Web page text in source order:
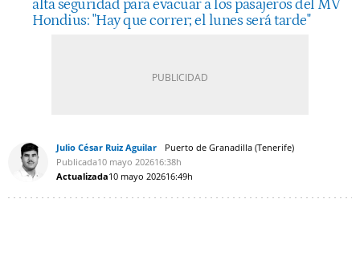
alta seguridad para evacuar a los pasajeros del MV
Hondius: "Hay que correr; el lunes será tarde"
Julio César Ruiz Aguilar
Puerto de Granadilla (Tenerife)
Publicada10 mayo 202616:38h
Actualizada10 mayo 202616:49h